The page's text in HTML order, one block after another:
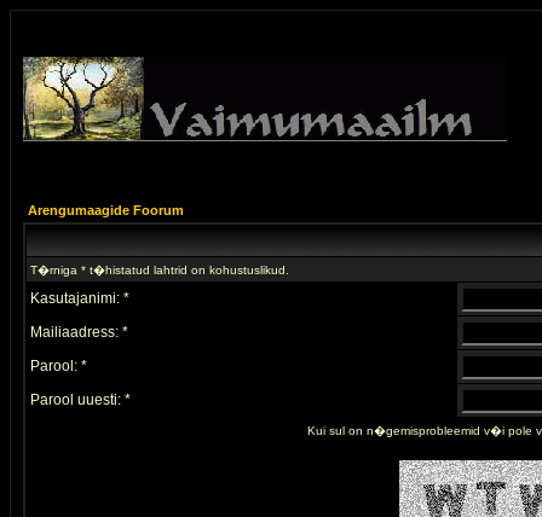
Arengumaagide Foorum
T�rniga * t�histatud lahtrid on kohustuslikud.
Kasutajanimi: *
Mailiaadress: *
Parool: *
Parool uuesti: *
Kui sul on n�gemisprobleemid v�i pole